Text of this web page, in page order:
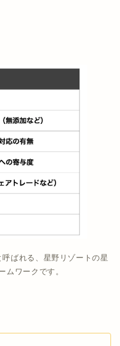
ばれる、星野リゾートの星
ムワークです。